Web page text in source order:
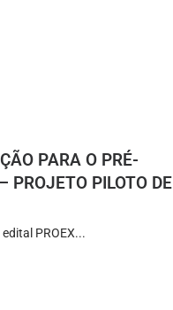
PARA O PRÉ-
PROJETO PILOTO DE
PROEX...